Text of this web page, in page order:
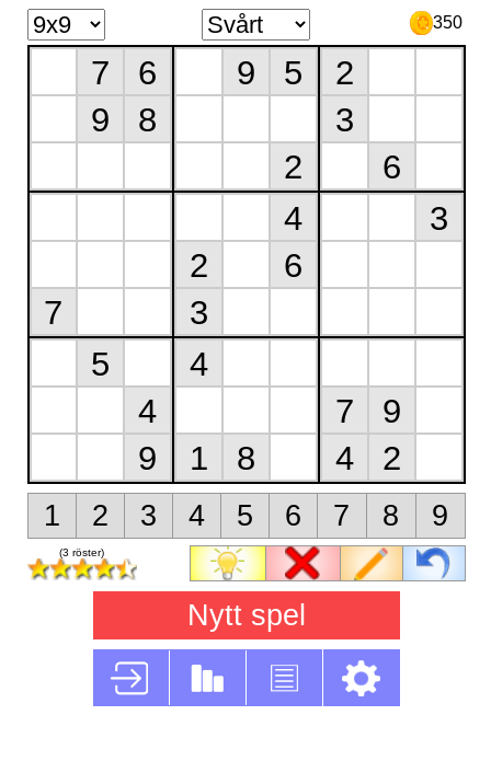
350
7
6
9
8
9 5
2
2
3
6
7
4
2
6
3
3
5
4
9
4
1 8
7
9
4
2
1 2 3 4 5 6 7 8 9
(3 röster)
Nytt spel